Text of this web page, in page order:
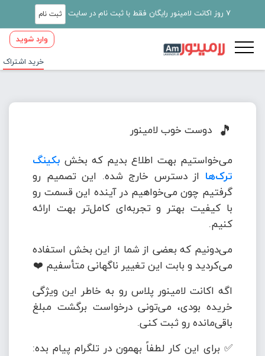
7 روز اکانت لامینور رایگان فقط با ثبت نام در سایت ثبت نام
وارد شوید
خرید اشتراک
🎵 دوست خوب لامینور
می‌خواستیم بهت اطلاع بدیم که بخش بکینگ
ترک‌ها از دسترس خارج شده. این تصمیم رو
گرفتیم چون می‌خواهیم در آینده این قسمت رو
با کیفیت بهتر و تجربه‌ای کامل‌تر بهت ارائه
کنیم.
می‌دونیم که بعضی از شما از این بخش استفاده
می‌کردید و بابت این تغییر ناگهانی متأسفیم ❤️
اگه اکانت لامینور پلاس رو به خاطر این ویژگی
خریده بودی، می‌تونی درخواست برگشت مبلغ
باقی‌مانده رو ثبت کنی.
✅ برای این کار لطفاً بهمون در تلگرام پیام بده: